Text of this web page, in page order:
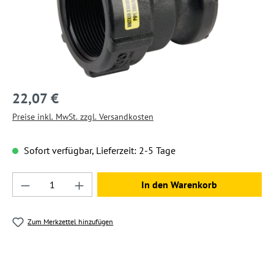
22,07 €
Preise inkl. MwSt. zzgl. Versandkosten
Sofort verfügbar, Lieferzeit: 2-5 Tage
Produkt Anzahl: Gib den gewünschten
In den Warenkorb
Zum Merkzettel hinzufügen